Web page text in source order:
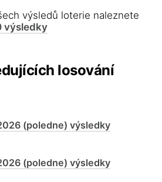
výsledů loterie naleznete
výsledky
losování
(poledne) výsledky
(poledne) výsledky